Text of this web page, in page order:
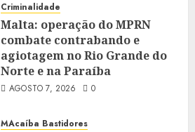
Criminalidade
Malta: operação do MPRN
combate contrabando e
agiotagem no Rio Grande do
Norte e na Paraíba
AGOSTO 7, 2026 0
MAcaíba Bastidores